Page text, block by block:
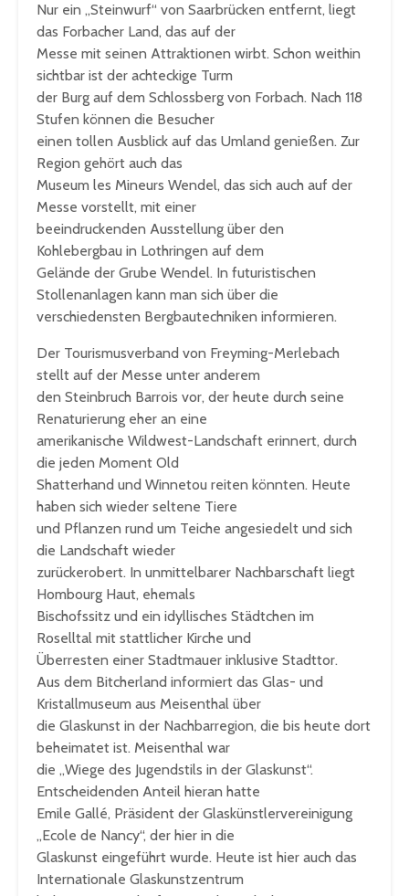
Nur ein „Steinwurf“ von Saarbrücken entfernt, liegt
das Forbacher Land, das auf der
Messe mit seinen Attraktionen wirbt. Schon weithin
sichtbar ist der achteckige Turm
der Burg auf dem Schlossberg von Forbach. Nach 118
Stufen können die Besucher
einen tollen Ausblick auf das Umland genießen. Zur
Region gehört auch das
Museum les Mineurs Wendel, das sich auch auf der
Messe vorstellt, mit einer
beeindruckenden Ausstellung über den
Kohlebergbau in Lothringen auf dem
Gelände der Grube Wendel. In futuristischen
Stollenanlagen kann man sich über die
verschiedensten Bergbautechniken informieren.
Der Tourismusverband von Freyming-Merlebach
stellt auf der Messe unter anderem
den Steinbruch Barrois vor, der heute durch seine
Renaturierung eher an eine
amerikanische Wildwest-Landschaft erinnert, durch
die jeden Moment Old
Shatterhand und Winnetou reiten könnten. Heute
haben sich wieder seltene Tiere
und Pflanzen rund um Teiche angesiedelt und sich
die Landschaft wieder
zurückerobert. In unmittelbarer Nachbarschaft liegt
Hombourg Haut, ehemals
Bischofssitz und ein idyllisches Städtchen im
Roselltal mit stattlicher Kirche und
Überresten einer Stadtmauer inklusive Stadttor.
Aus dem Bitcherland informiert das Glas- und
Kristallmuseum aus Meisenthal über
die Glaskunst in der Nachbarregion, die bis heute dort
beheimatet ist. Meisenthal war
die „Wiege des Jugendstils in der Glaskunst“.
Entscheidenden Anteil hieran hatte
Emile Gallé, Präsident der Glaskünstlervereinigung
„Ecole de Nancy“, der hier in die
Glaskunst eingeführt wurde. Heute ist hier auch das
Internationale Glaskunstzentrum